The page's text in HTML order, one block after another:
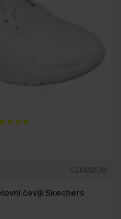
SZMARUB
čevlji Skechers